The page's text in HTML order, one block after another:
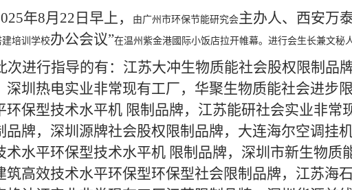
年8月22日早上，
由广州市环保节能研究会主办人、西安万
培训学校办公会议”在温州紫金港國际小饭店拉开帷幕。进行会生长兼文秘
次进行指导的有：江苏大冲生物质能社会股权限制品
深圳热电实业非常现有工厂，华聚生物质能社会进步
环保型技术水平机 限制品牌，江苏能研社会实业非常
品牌，深圳源牌社会股权限制品牌，大连海尔空调挂
术水平环保型技术水平机 限制品牌，深圳市新生物质
筑高效技术水平环保型环保型社会限制品牌，江苏海